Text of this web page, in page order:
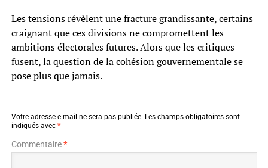
Les tensions révèlent une fracture grandissante, certains
craignant que ces divisions ne compromettent les
ambitions électorales futures. Alors que les critiques
fusent, la question de la cohésion gouvernementale se
pose plus que jamais.
Votre adresse e-mail ne sera pas publiée. Les champs obligatoires sont
indiqués avec *
Commentaire*